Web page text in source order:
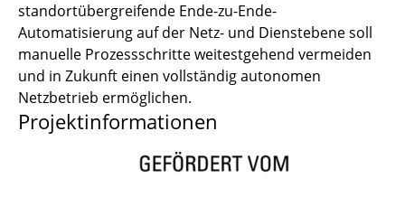
standortübergreifende Ende-zu-Ende-
Automatisierung auf der Netz- und Dienstebene soll
manuelle Prozessschritte weitestgehend vermeiden
und in Zukunft einen vollständig autonomen
Netzbetrieb ermöglichen.
Projektinformationen